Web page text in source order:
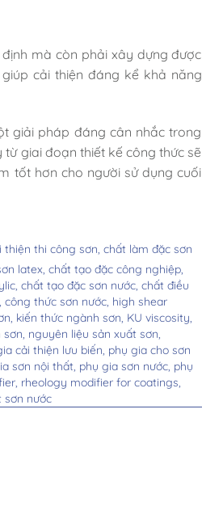
mà còn phải xây dựng được
cải thiện đáng kể khả năng
giải pháp đáng cân nhắc trong
giai đoạn thiết kế công thức sẽ
tốt hơn cho người sử dụng cuối
thiện thi công sơn, chất làm đặc sơn
latex, chất tạo đặc công nghiệp,
chất tạo đặc sơn nước, chất điều
công thức sơn nước, high shear
kiến thức ngành sơn, KU viscosity,
nguyên liệu sản xuất sơn,
cải thiện lưu biến, phụ gia cho sơn
sơn nội thất, phụ gia sơn nước, phụ
rheology modifier for coatings,
sơn nước